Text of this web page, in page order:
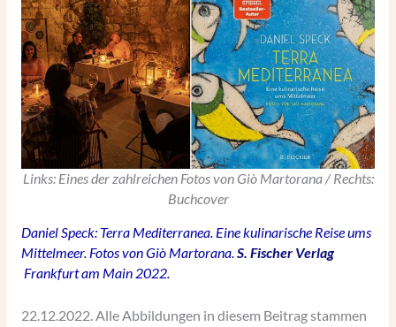
Links: Eines der zahlreichen Fotos von Giò Martorana / Rechts:
Buchcover
Daniel Speck: Terra Mediterranea. Eine kulinarische Reise ums
Mittelmeer. Fotos von Giò Martorana.S. Fischer Verlag
Frankfurt am Main 2022.
22.12.2022. Alle Abbildungen in diesem Beitrag stammen